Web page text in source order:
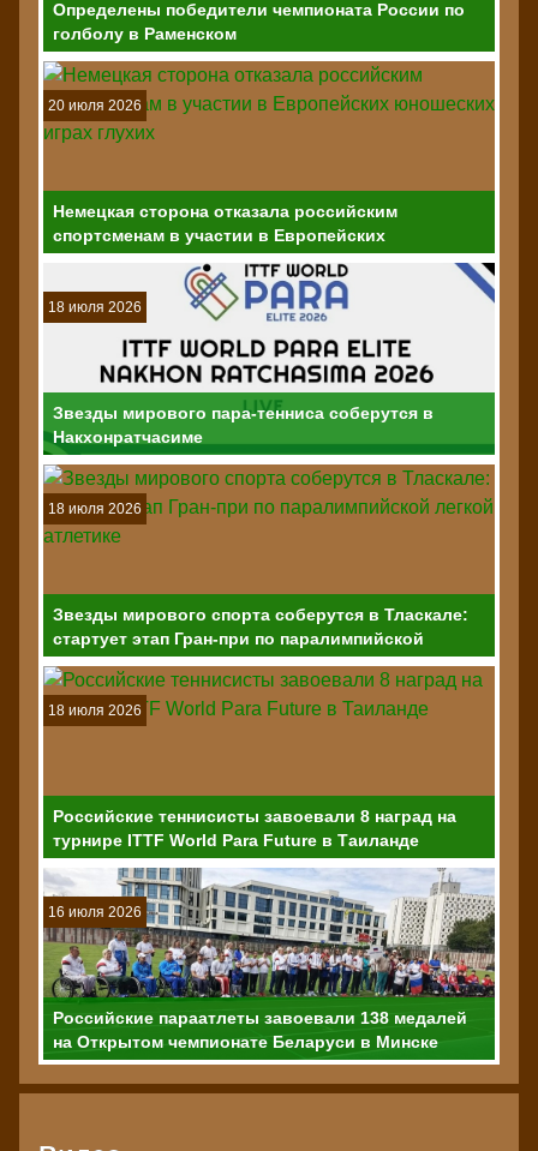
Определены победители чемпионата России по
голболу в Раменском
20 июля 2026
Немецкая сторона отказала российским
спортсменам в участии в Европейских
юношеских играх глухих
18 июля 2026
Звезды мирового пара-тенниса соберутся в
Накхонратчасиме
18 июля 2026
Звезды мирового спорта соберутся в Тласкале:
стартует этап Гран-при по паралимпийской
легкой атлетике
18 июля 2026
Российские теннисисты завоевали 8 наград на
турнире ITTF World Para Future в Таиланде
16 июля 2026
Российские параатлеты завоевали 138 медалей
на Открытом чемпионате Беларуси в Минске